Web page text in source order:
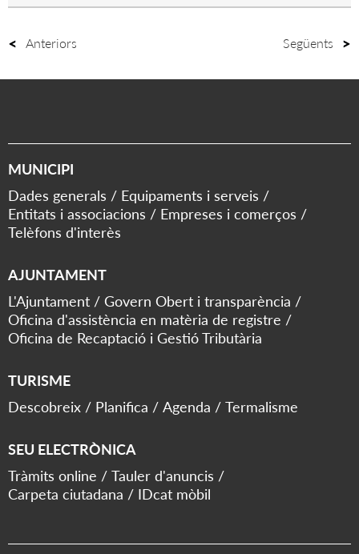
Anteriors Següents
MUNICIPI
Dades generals
Equipaments i serveis
Entitats i associacions
Empreses i comerços
Telèfons d'interès
AJUNTAMENT
L'Ajuntament
Govern Obert i transparència
Oficina d'assistència en matèria de registre
Oficina de Recaptació i Gestió Tributària
TURISME
Descobreix
Planifica Agenda Termalisme
SEU ELECTRÒNICA
Tràmits online
Tauler d'anuncis
Carpeta ciutadana
IDcat mòbil